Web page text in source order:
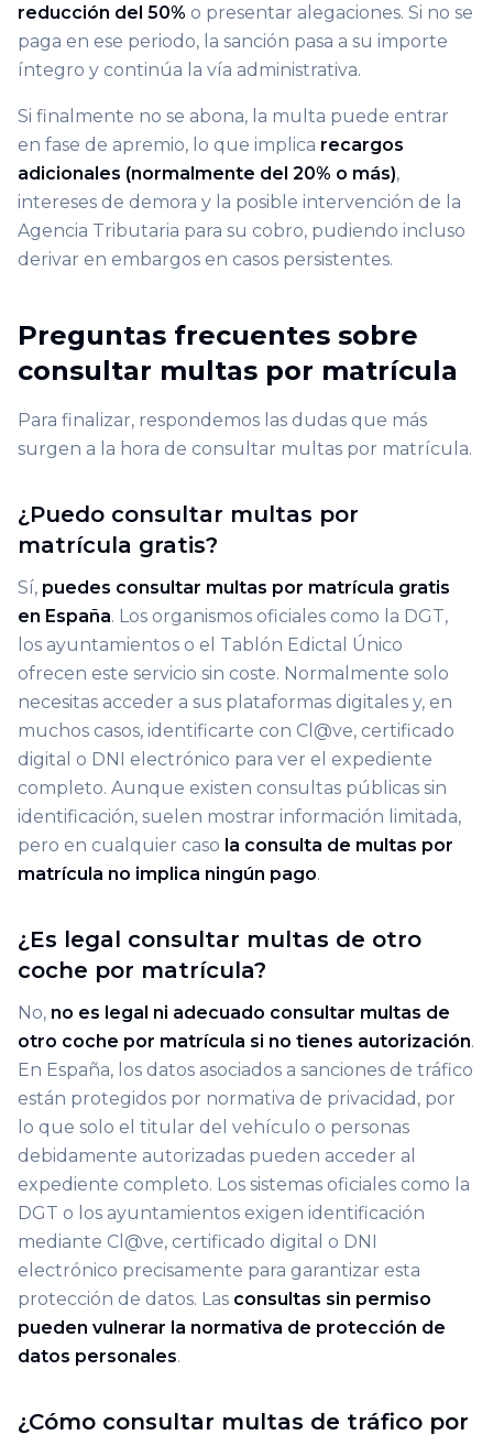
reducción del 50% o presentar alegaciones. Si no se
paga en ese periodo, la sanción pasa a su importe
íntegro y continúa la vía administrativa.
Si finalmente no se abona, la multa puede entrar
en fase de apremio, lo que implica recargos
adicionales (normalmente del 20% o más),
intereses de demora y la posible intervención de la
Agencia Tributaria para su cobro, pudiendo incluso
derivar en embargos en casos persistentes.
Preguntas frecuentes sobre
consultar multas por matrícula
Para finalizar, respondemos las dudas que más
surgen a la hora de consultar multas por matrícula.
¿Puedo consultar multas por
matrícula gratis?
Sí, puedes consultar multas por matrícula gratis
en España. Los organismos oficiales como la DGT,
los ayuntamientos o el Tablón Edictal Único
ofrecen este servicio sin coste. Normalmente solo
necesitas acceder a sus plataformas digitales y, en
muchos casos, identificarte con Cl@ve, certificado
digital o DNI electrónico para ver el expediente
completo. Aunque existen consultas públicas sin
identificación, suelen mostrar información limitada,
pero en cualquier caso la consulta de multas por
matrícula no implica ningún pago.
¿Es legal consultar multas de otro
coche por matrícula?
No, no es legal ni adecuado consultar multas de
otro coche por matrícula si no tienes autorización.
En España, los datos asociados a sanciones de tráfico
están protegidos por normativa de privacidad, por
lo que solo el titular del vehículo o personas
debidamente autorizadas pueden acceder al
expediente completo. Los sistemas oficiales como la
DGT o los ayuntamientos exigen identificación
mediante Cl@ve, certificado digital o DNI
electrónico precisamente para garantizar esta
protección de datos. Las consultas sin permiso
pueden vulnerar la normativa de protección de
datos personales.
¿Cómo consultar multas de tráfico por